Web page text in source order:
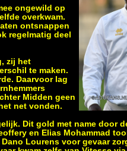
ongewild op
overkwam.
ontsnappen
regelmatig deel
zij het
te maken.
Daarvoor lag
Midden geen
net vonden.
Dit gold met name door
en Elias Mohammad
Lourens voor gevaar